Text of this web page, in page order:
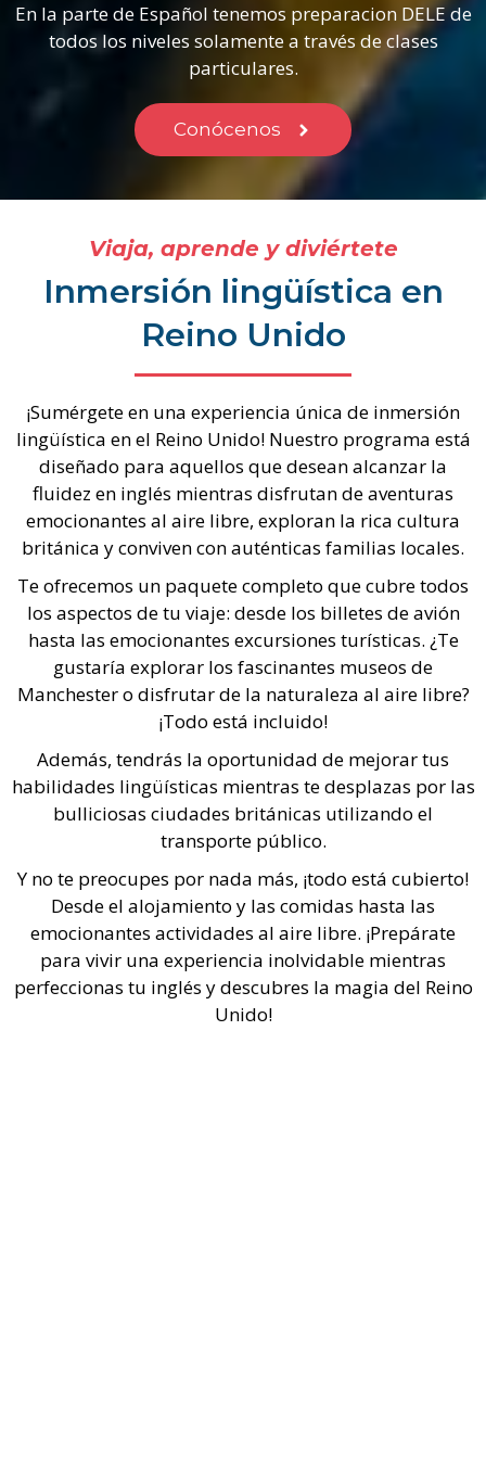
En la parte de Español tenemos preparacion DELE de
todos los niveles solamente a través de clases
particulares.
Conócenos
Viaja, aprende y diviértete
Inmersión lingüística en
Reino Unido
¡Sumérgete en una experiencia única de inmersión
lingüística en el Reino Unido! Nuestro programa está
diseñado para aquellos que desean alcanzar la
fluidez en inglés mientras disfrutan de aventuras
emocionantes al aire libre, exploran la rica cultura
británica y conviven con auténticas familias locales.
Te ofrecemos un paquete completo que cubre todos
los aspectos de tu viaje: desde los billetes de avión
hasta las emocionantes excursiones turísticas. ¿Te
gustaría explorar los fascinantes museos de
Manchester o disfrutar de la naturaleza al aire libre?
¡Todo está incluido!
Además, tendrás la oportunidad de mejorar tus
habilidades lingüísticas mientras te desplazas por las
bulliciosas ciudades británicas utilizando el
transporte público.
Y no te preocupes por nada más, ¡todo está cubierto!
Desde el alojamiento y las comidas hasta las
emocionantes actividades al aire libre. ¡Prepárate
para vivir una experiencia inolvidable mientras
perfeccionas tu inglés y descubres la magia del Reino
Unido!